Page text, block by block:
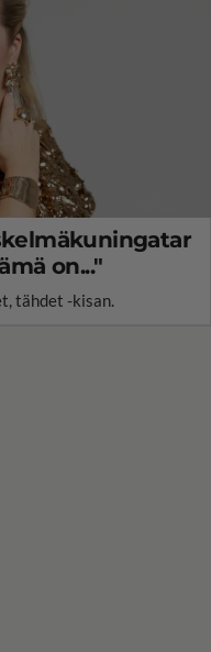
on..."
tähdet -kisan.